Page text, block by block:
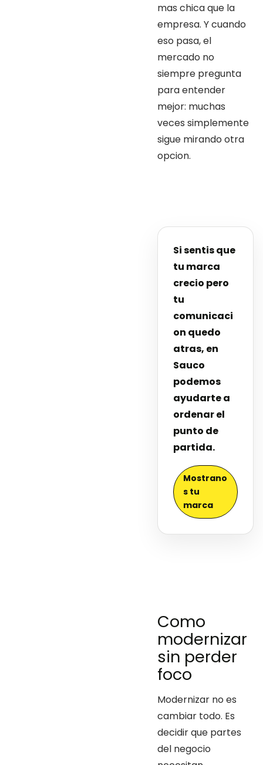
mas chica que la
empresa. Y cuando
eso pasa, el
mercado no
siempre pregunta
para entender
mejor: muchas
veces simplemente
sigue mirando otra
opcion.
Si sentis que
tu marca
crecio pero
tu
comunicaci
on quedo
atras, en
Sauco
podemos
ayudarte a
ordenar el
punto de
partida.
Mostrano
s tu
marca
Como
modernizar
sin perder
foco
Modernizar no es
cambiar todo. Es
decidir que partes
del negocio